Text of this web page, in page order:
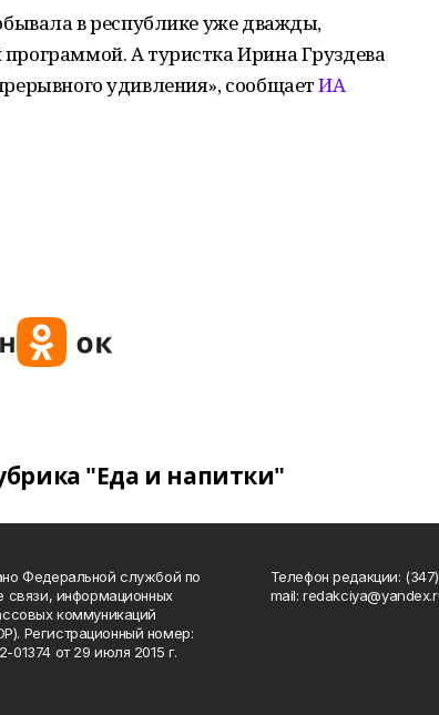
в республике уже дважды,
А туристка Ирина Груздева
удивления», сообщаетИА
"Еда и напитки"
Федеральной службой по
связи, информационных
коммуникаций
Регистрационный номер:
от 29 июля 2015 г.
Телефон редакции:
mail: